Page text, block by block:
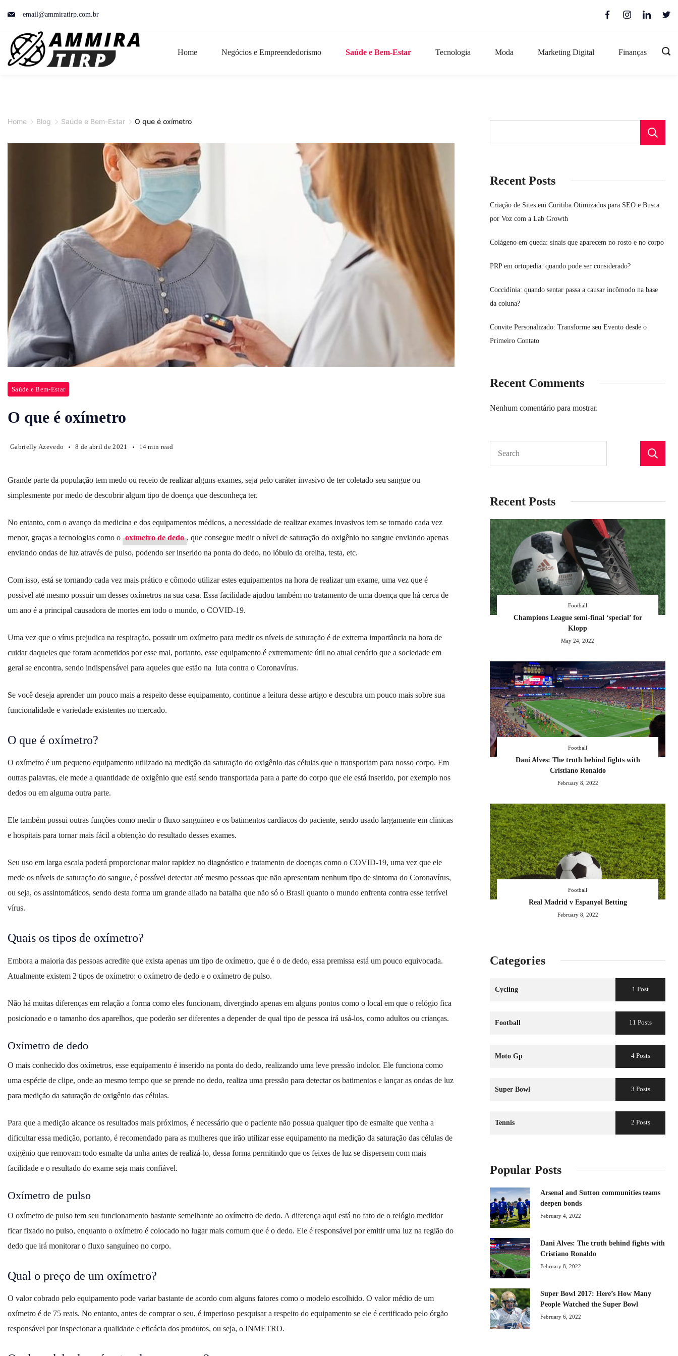
content
email@ammiratirp.com.br
Home Negócios e Empreendedorismo Saúde e Bem-Estar Tecnologia Moda Marketing Digital Finanças
Home Blog Saúde e Bem-Estar O que é oxímetro
Saúde e Bem-Estar
O que é oxímetro
Gabrielly Azevedo 8 de abril de 2021 14 min read
Grande parte da população tem medo ou receio de realizar alguns exames, seja pelo caráter invasivo de ter coletado seu sangue ou
simplesmente por medo de descobrir algum tipo de doença que desconheça ter.
No entanto, com o avanço da medicina e dos equipamentos médicos, a necessidade de realizar exames invasivos tem se tornado cada vez
menor, graças a tecnologias como o oxímetro de dedo , que consegue medir o nível de saturação do oxigênio no sangue enviando apenas
enviando ondas de luz através de pulso, podendo ser inserido na ponta do dedo, no lóbulo da orelha, testa, etc.
Com isso, está se tornando cada vez mais prático e cômodo utilizar estes equipamentos na hora de realizar um exame, uma vez que é
possível até mesmo possuir um desses oxímetros na sua casa. Essa facilidade ajudou também no tratamento de uma doença que há cerca de
um ano é a principal causadora de mortes em todo o mundo, o COVID-19.
Uma vez que o vírus prejudica na respiração, possuir um oxímetro para medir os níveis de saturação é de extrema importância na hora de
cuidar daqueles que foram acometidos por esse mal, portanto, esse equipamento é extremamente útil no atual cenário que a sociedade em
geral se encontra, sendo indispensável para aqueles que estão na luta contra o Coronavírus.
Se você deseja aprender um pouco mais a respeito desse equipamento, continue a leitura desse artigo e descubra um pouco mais sobre sua
funcionalidade e variedade existentes no mercado.
O que é oxímetro?
O oxímetro é um pequeno equipamento utilizado na medição da saturação do oxigênio das células que o transportam para nosso corpo. Em
outras palavras, ele mede a quantidade de oxigênio que está sendo transportada para a parte do corpo que ele está inserido, por exemplo nos
dedos ou em alguma outra parte.
Ele também possui outras funções como medir o fluxo sanguíneo e os batimentos cardíacos do paciente, sendo usado largamente em clínicas
e hospitais para tornar mais fácil a obtenção do resultado desses exames.
Seu uso em larga escala poderá proporcionar maior rapidez no diagnóstico e tratamento de doenças como o COVID-19, uma vez que ele
mede os níveis de saturação do sangue, é possível detectar até mesmo pessoas que não apresentam nenhum tipo de sintoma do Coronavírus,
ou seja, os assintomáticos, sendo desta forma um grande aliado na batalha que não só o Brasil quanto o mundo enfrenta contra esse terrível
vírus.
Quais os tipos de oxímetro?
Embora a maioria das pessoas acredite que exista apenas um tipo de oxímetro, que é o de dedo, essa premissa está um pouco equivocada.
Atualmente existem 2 tipos de oxímetro: o oxímetro de dedo e o oxímetro de pulso.
Não há muitas diferenças em relação a forma como eles funcionam, divergindo apenas em alguns pontos como o local em que o relógio fica
posicionado e o tamanho dos aparelhos, que poderão ser diferentes a depender de qual tipo de pessoa irá usá-los, como adultos ou crianças.
Oxímetro de dedo
O mais conhecido dos oxímetros, esse equipamento é inserido na ponta do dedo, realizando uma leve pressão indolor. Ele funciona como
uma espécie de clipe, onde ao mesmo tempo que se prende no dedo, realiza uma pressão para detectar os batimentos e lançar as ondas de luz
para medição da saturação de oxigênio das células.
Para que a medição alcance os resultados mais próximos, é necessário que o paciente não possua qualquer tipo de esmalte que venha a
dificultar essa medição, portanto, é recomendado para as mulheres que irão utilizar esse equipamento na medição da saturação das células de
oxigênio que removam todo esmalte da unha antes de realizá-lo, dessa forma permitindo que os feixes de luz se dispersem com mais
facilidade e o resultado do exame seja mais confiável.
Oxímetro de pulso
O oxímetro de pulso tem seu funcionamento bastante semelhante ao oxímetro de dedo. A diferença aqui está no fato de o relógio medidor
ficar fixado no pulso, enquanto o oxímetro é colocado no lugar mais comum que é o dedo. Ele é responsável por emitir uma luz na região do
dedo que irá monitorar o fluxo sanguíneo no corpo.
Qual o preço de um oxímetro?
O valor cobrado pelo equipamento pode variar bastante de acordo com alguns fatores como o modelo escolhido. O valor médio de um
oxímetro é de 75 reais. No entanto, antes de comprar o seu, é imperioso pesquisar a respeito do equipamento se ele é certificado pelo órgão
responsável por inspecionar a qualidade e eficácia dos produtos, ou seja, o INMETRO.
Recent Posts
Criação de Sites em Curitiba Otimizados para SEO e Busca
por Voz com a Lab Growth
Colágeno em queda: sinais que aparecem no rosto e no corpo
PRP em ortopedia: quando pode ser considerado?
Coccidínia: quando sentar passa a causar incômodo na base
da coluna?
Convite Personalizado: Transforme seu Evento desde o
Primeiro Contato
Recent Comments
Nenhum comentário para mostrar.
Recent Posts
Football
Champions League semi-final ‘special’ for
Klopp
May 24, 2022
Football
Dani Alves: The truth behind fights with
Cristiano Ronaldo
February 8, 2022
Football
Real Madrid v Espanyol Betting
February 8, 2022
Categories
Cycling 1 Post
Football 11 Posts
Moto Gp 4 Posts
Super Bowl 3 Posts
Tennis 2 Posts
Popular Posts
Arsenal and Sutton communities teams
deepen bonds
February 4, 2022
Dani Alves: The truth behind fights with
Cristiano Ronaldo
February 8, 2022
Super Bowl 2017: Here’s How Many
People Watched the Super Bowl
February 6, 2022